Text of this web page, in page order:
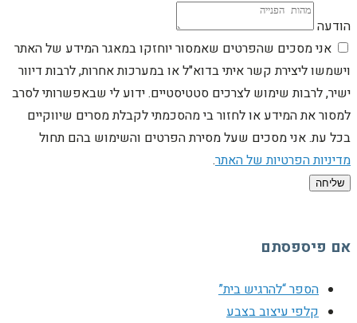
הודעה
אני מסכים שהפרטים שאמסור יוחזקו במאגר המידע של האתר
וישמשו ליצירת קשר איתי בדוא"ל או במערכות אחרות, לרבות דיוור
ישיר, לרבות שימוש לצרכים סטטיסטיים. ידוע לי שבאפשרותי לסרב
למסור את המידע או לחזור בי מהסכמתי לקבלת מסרים שיווקיים
בכל עת. אני מסכים שעל מסירת הפרטים והשימוש בהם תחול
מדיניות הפרטיות של האתר.
שליחה
אם פיספסתם
הספר “להרגיש בית”
קלפי עיצוב בצבע